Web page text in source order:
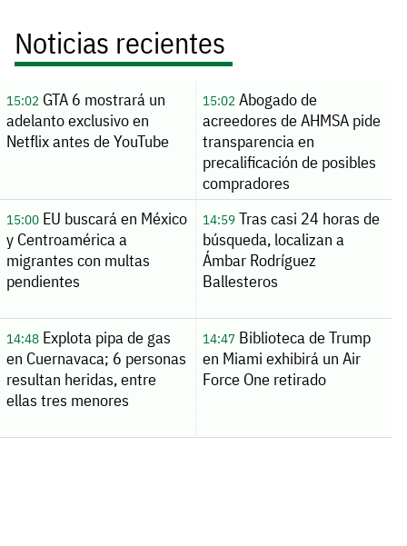
Noticias recientes
15:02GTA 6 mostrará un
adelanto exclusivo en
Netflix antes de YouTube
15:02Abogado de
acreedores de AHMSA pide
transparencia en
precalificación de posibles
compradores
15:00EU buscará en México
y Centroamérica a
migrantes con multas
pendientes
14:59Tras casi 24 horas de
búsqueda, localizan a
Ámbar Rodríguez
Ballesteros
14:48Explota pipa de gas
en Cuernavaca; 6 personas
resultan heridas, entre
ellas tres menores
14:47Biblioteca de Trump
en Miami exhibirá un Air
Force One retirado